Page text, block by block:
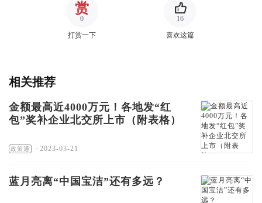
打赏一下
赏
0
喜欢这篇
16
相关推荐
金额最高近4000万元！各地发“红
包”奖补企业北交所上市（附表格）
政策通 · 2023-03-21
蓝月亮离“中国宝洁”还有多远？